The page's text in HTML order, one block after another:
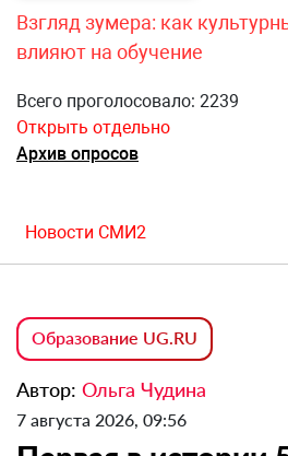
Взгляд зумера: как
влияют на обучение
Всего проголосовало: 2239
Открыть отдельно
Архив опросов
Новости СМИ2
Образование UG.RU
Автор: Ольга Чудина
7 августа 2026, 09:56